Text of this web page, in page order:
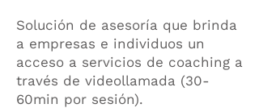
Solución de asesoría que brinda
a empresas e individuos un
acceso a servicios de coaching a
través de videollamada (30-
60min por sesión).